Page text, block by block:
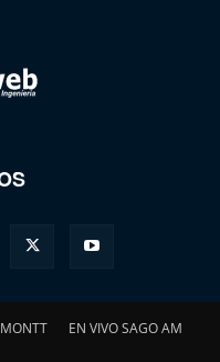
EN VIVO SAGO AM